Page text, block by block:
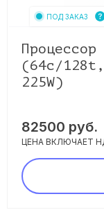
ПОД ЗАКАЗ
Процессор
(64c/128t,
225W)
82500 руб.
ЦЕНА ВКЛЮЧАЕТ